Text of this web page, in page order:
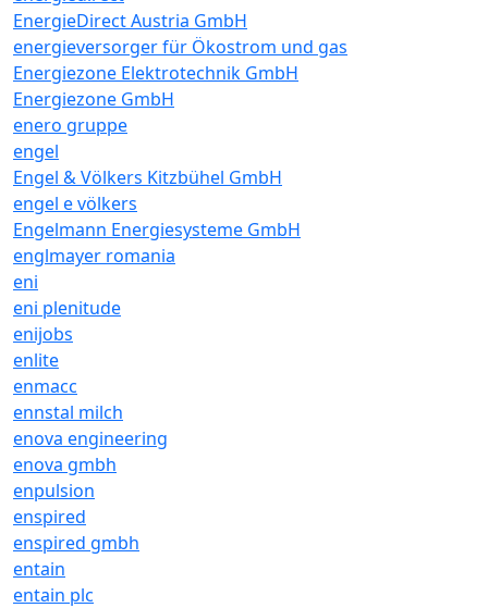
EnergieDirect Austria GmbH
energieversorger für Ökostrom und gas
Energiezone Elektrotechnik GmbH
Energiezone GmbH
enero gruppe
engel
Engel & Völkers Kitzbühel GmbH
engel e völkers
Engelmann Energiesysteme GmbH
englmayer romania
eni
eni plenitude
enijobs
enlite
enmacc
ennstal milch
enova engineering
enova gmbh
enpulsion
enspired
enspired gmbh
entain
entain plc